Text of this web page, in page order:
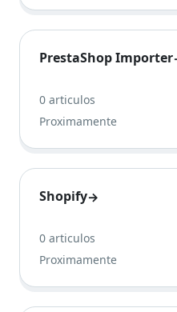
PrestaShop Importer
0 articulos
Proximamente
Shopify→
0 articulos
Proximamente